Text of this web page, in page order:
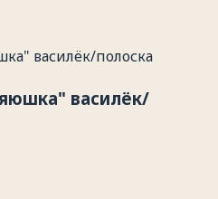
василёк/